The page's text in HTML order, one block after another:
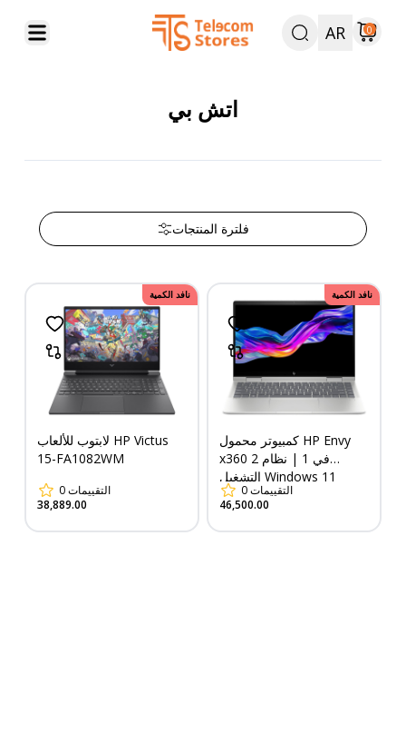
AR 0
اتش بي
فلترة المنتجات
نافد الكمية
لابتوب للألعاب HP Victus
15-FA1082WM
0التقييمات
38,889.00
نافد الكمية
كمبيوتر محمول HP Envy
x360 2 في 1 | نظام
التشغيل Windows 11
Home | معالج Intel®
Core™ 7 | ذاكرة وصول
عشوائي (RAM) سعة 16
0التقييمات
46,500.00